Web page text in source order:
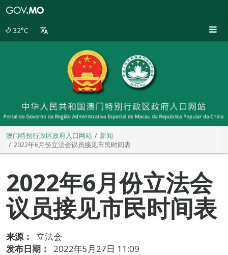
32°C
澳门特别行政区政府入口网站
新闻
2022年6月份立法会议员接见市民时间表
2022年6月份立法会
议员接见市民时间表
来源：
立法会
发布日期：
2022年5月27日 11:09